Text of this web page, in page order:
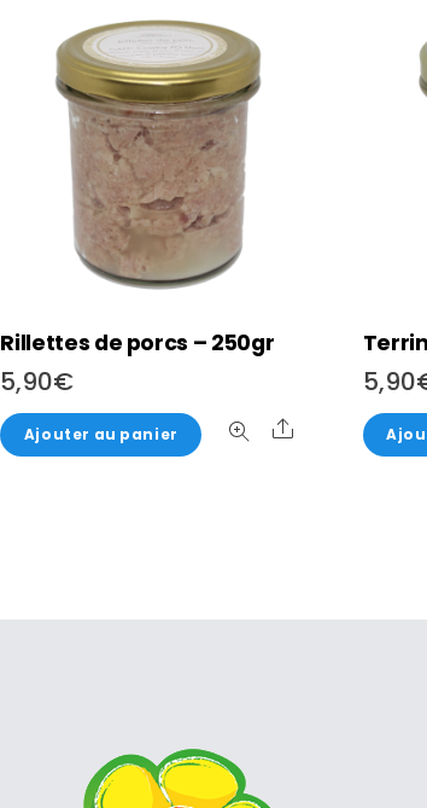
Rillettes de porcs – 250gr
5,90€
Ajouter au panier Share
5,90